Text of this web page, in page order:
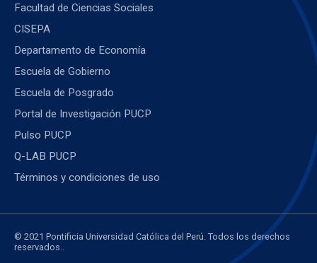
Facultad de Ciencias Sociales
CISEPA
Departamento de Economía
Escuela de Gobierno
Escuela de Posgrado
Portal de Investigación PUCP
Pulso PUCP
Q-LAB PUCP
Términos y condiciones de uso
© 2021 Pontificia Universidad Católica del Perú. Todos los derechos
reservados..